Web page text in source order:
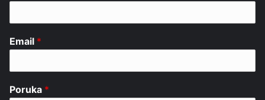
Email *
Poruka *